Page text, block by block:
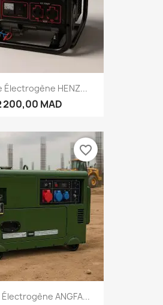
Électrogène HENZ...
200,00 MAD
ANGFA...
favorite_border